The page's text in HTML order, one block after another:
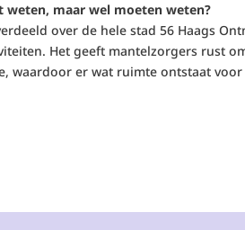
maar wel moeten weten?
over de hele stad 56 Haags
Het geeft mantelzorgers rust
waardoor er wat ruimte ontstaat